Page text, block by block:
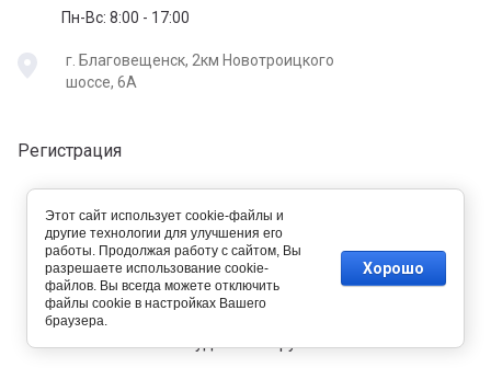
Пн-Вс: 8:00 - 17:00
г. Благовещенск, 2км Новотроицкого
шоссе, 6А
Регистрация
newtehtorg-amur.ru —
студия Мегагрупп
Этот сайт использует cookie-файлы и
другие технологии для улучшения его
работы. Продолжая работу с сайтом, Вы
разрешаете использование cookie-
файлов. Вы всегда можете отключить
файлы cookie в настройках Вашего
браузера.
Хорошо